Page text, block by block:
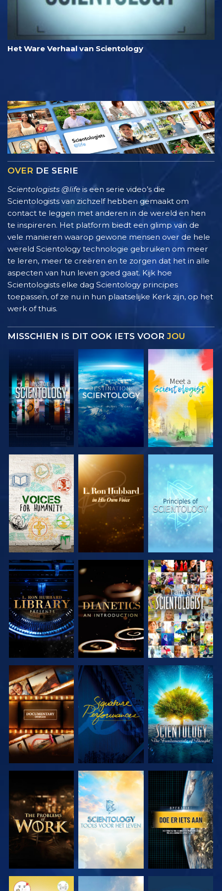
Het Ware Verhaal van Scientology
OVER DE SERIE
Scientologists @life is een serie video’s die
Scientologists van zichzelf hebben gemaakt om
contact te leggen met anderen in de wereld en hen
te inspireren. Het platform biedt een glimp van de
vele manieren waarop gewone mensen over de hele
wereld Scientology technologie gebruiken om meer
te leren, meer te creëren en te zorgen dat het in alle
aspecten van hun leven goed gaat. Kijk hoe
Scientologists elke dag Scientology principes
toepassen, of ze nu in hun plaatselijke Kerk zijn, op het
werk of thuis.
MISSCHIEN IS DIT OOK IETS VOOR JOU
VERKEN DE
SERIE
VERKEN DE
SERIE
VERKEN DE
SERIE
VERKEN DE
SERIE
VERKEN DE
SERIE
KIJK
VERKEN DE
SERIE
KIJK
VERKEN DE
SERIE
VERKEN DE
SERIE
VERKEN DE
SERIE
KIJK